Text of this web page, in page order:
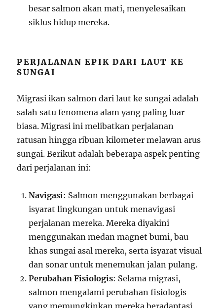
besar salmon akan mati, menyelesaikan
siklus hidup mereka.
PERJALANAN EPIK DARI LAUT KE
SUNGAI
Migrasi ikan salmon dari laut ke sungai adalah
salah satu fenomena alam yang paling luar
biasa. Migrasi ini melibatkan perjalanan
ratusan hingga ribuan kilometer melawan arus
sungai. Berikut adalah beberapa aspek penting
dari perjalanan ini:
Navigasi: Salmon menggunakan berbagai
isyarat lingkungan untuk menavigasi
perjalanan mereka. Mereka diyakini
menggunakan medan magnet bumi, bau
khas sungai asal mereka, serta isyarat visual
dan sonar untuk menemukan jalan pulang.
Perubahan Fisiologis: Selama migrasi,
salmon mengalami perubahan fisiologis
yang memungkinkan mereka beradaptasi